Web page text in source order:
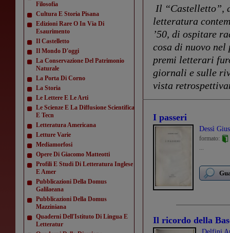
Filosofia
Cultura E Storia Pisana
Edizioni Rare O In Via Di
Esaurimento
Il Castelletto
Il Mondo D'oggi
La Conservazione Del Patrimonio
Naturale
La Porta Di Corno
La Storia
Le Lettere E Le Arti
Le Scienze E La Diffusione Scientifica
E Tecn
Letteratura Americana
Letture Varie
Mediamorfosi
Opere Di Giacomo Matteotti
Profili E Studi Di Letteratura Inglese
E Amer
Pubblicazioni Della Domus
Galilaeana
Pubblicazioni Della Domus
Mazziniana
Quaderni Dell'Istituto Di Lingua E
Letteratur
Il “Castelletto”,
letteratura
’50, di ospitare
cosa di nuovo
premi letterari
giornali e sulle
vista
I passeri
Dessì
formato:
...
Il ricordo della